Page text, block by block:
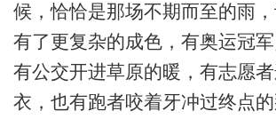
候，恰恰是那场不期而至的雨
有了更复杂的成色，有奥运冠军
有公交开进草原的暖，有志愿
衣，也有跑者咬着牙冲过终点的